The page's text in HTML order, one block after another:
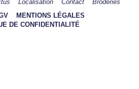
Localisation Contact
Broderies
MENTIONS LÉGALES
DE CONFIDENTIALITÉ